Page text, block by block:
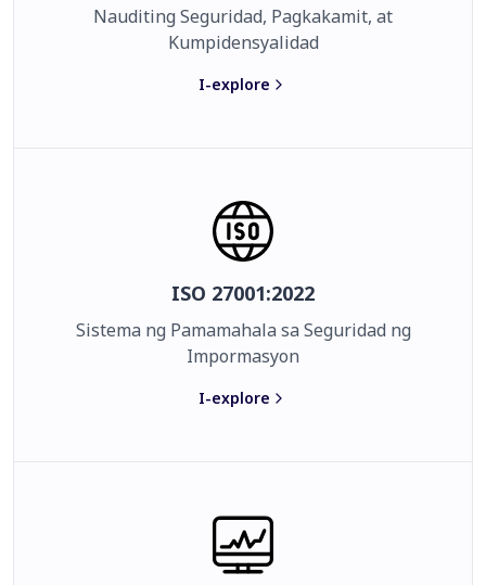
Nauditing Seguridad, Pagkakamit, at
Kumpidensyalidad
I-explore
ISO 27001:2022
Sistema ng Pamamahala sa Seguridad ng
Impormasyon
I-explore